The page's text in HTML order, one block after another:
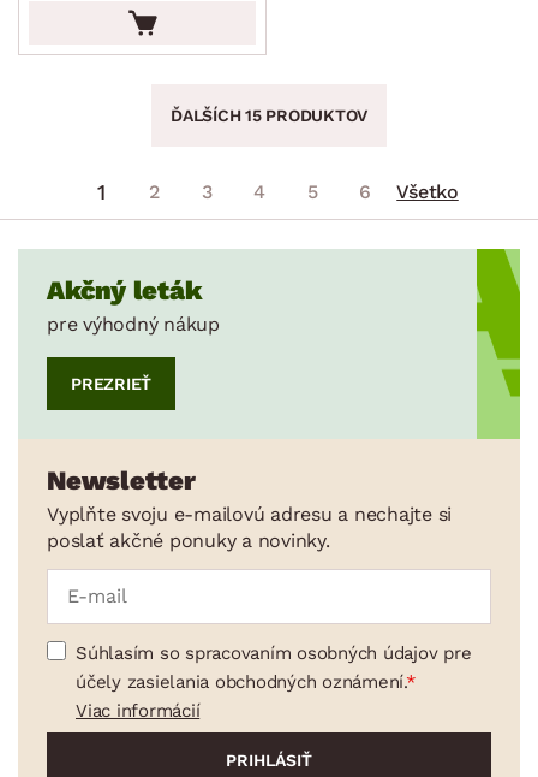
ĎALŠÍCH 15 PRODUKTOV
1 2 3 4 5 6 Všetko
Akčný leták
pre výhodný nákup
PREZRIEŤ
Newsletter
Vyplňte svoju e-mailovú adresu a nechajte si
poslať akčné ponuky a novinky.
Súhlasím so spracovaním osobných údajov pre
účely zasielania obchodných oznámení.
Viac informácií